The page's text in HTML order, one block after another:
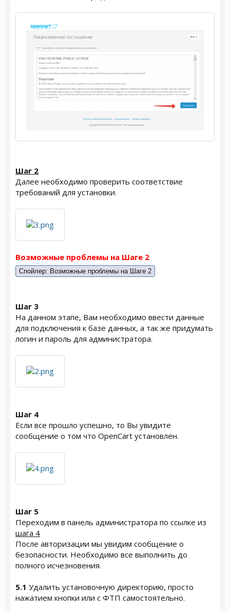
Шаг 2
Далее необходимо проверить соответствие
требований для установки.
Возможные проблемы на Шаге 2
Спойлер: Возможные проблемы на Шаге 2
Шаг 3
На данном этапе, Вам необходимо ввести данные
для подключения к базе данных, а так же придумать
логин и пароль для администратора.
Шаг 4
Если все прошло успешно, то Вы увидите
сообщение о том что OpenCart установлен.
Шаг 5
Переходим в панель администратора по ссылке из
шага 4
После авторизации мы увидим сообщение о
безопасности. Необходимо все выполнить до
полного исчезновения.
5.1 Удалить установочную директорию, просто
нажатием кнопки или с ФТП самостоятельно.